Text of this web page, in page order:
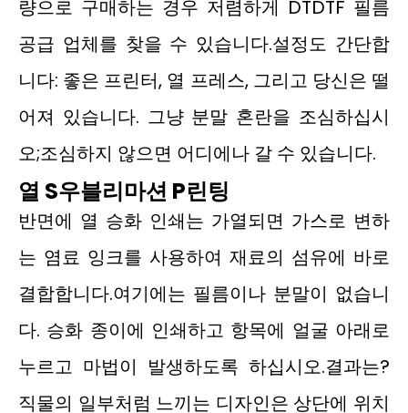
량으로 구매하는 경우 저렴하게 DTDTF 필름
공급 업체를 찾을 수 있습니다.설정도 간단합
니다: 좋은 프린터, 열 프레스, 그리고 당신은 떨
어져 있습니다. 그냥 분말 혼란을 조심하십시
오;조심하지 않으면 어디에나 갈 수 있습니다.
열 S우블리마션 P린팅
반면에 열 승화 인쇄는 가열되면 가스로 변하
는 염료 잉크를 사용하여 재료의 섬유에 바로
결합합니다.여기에는 필름이나 분말이 없습니
다. 승화 종이에 인쇄하고 항목에 얼굴 아래로
누르고 마법이 발생하도록 하십시오.결과는?
직물의 일부처럼 느끼는 디자인은 상단에 위치